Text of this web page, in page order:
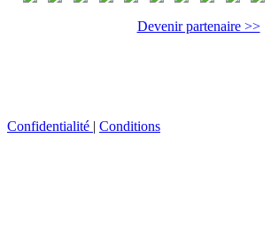
Devenir partenaire >>
Confidentialité Conditions